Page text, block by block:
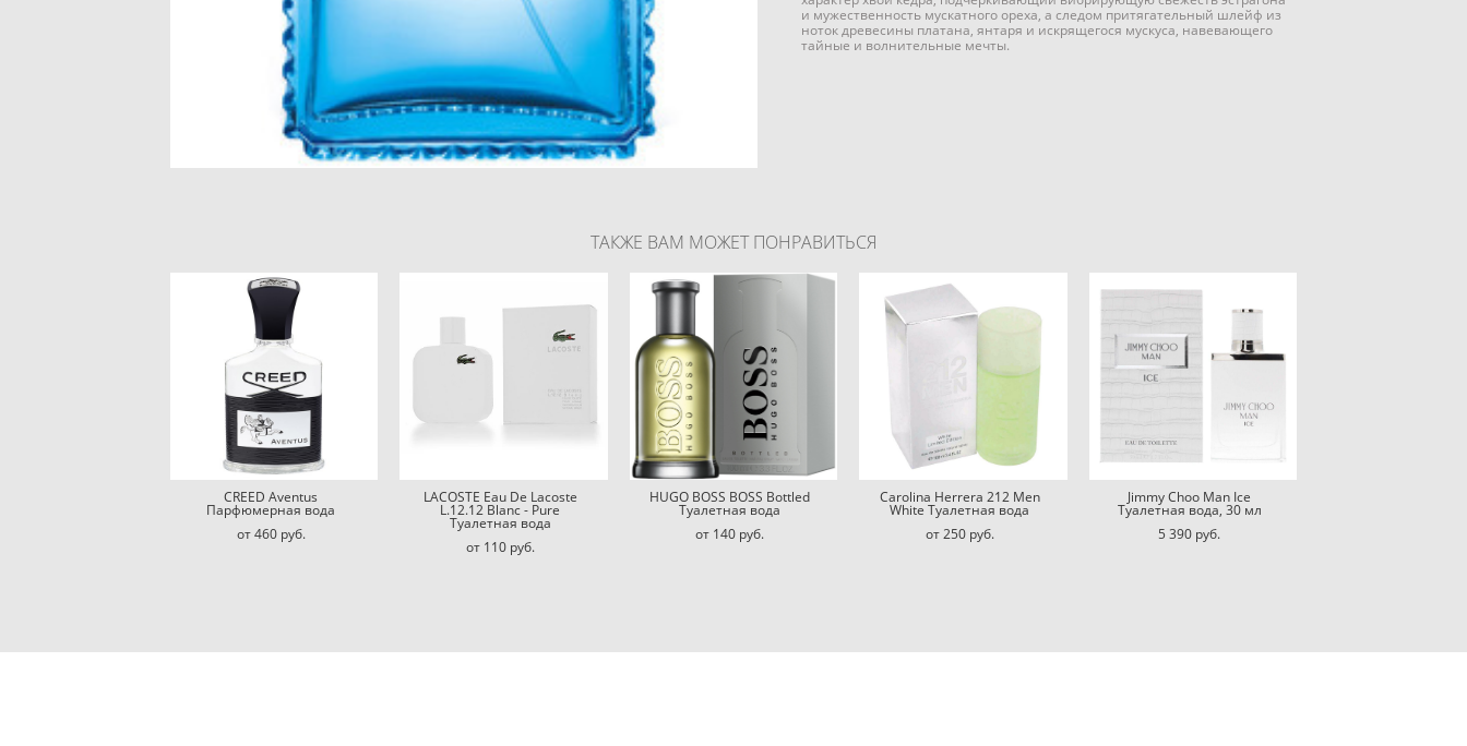
и мужественность мускатного ореха, а следом притягательный шлейф из
ноток древесины платана, янтаря и искрящегося мускуса, навевающего
тайные и волнительные мечты.
ТАКЖЕ ВАМ МОЖЕТ ПОНРАВИТЬСЯ
CREED Aventus
Парфюмерная вода
от 460 pуб.
LACOSTE Eau De Lacoste
L.12.12 Blanc - Pure
Туалетная вода
от 110 pуб.
HUGO BOSS BOSS Bottled
Туалетная вода
от 140 pуб.
Carolina Herrera 212 Men
White Туалетная вода
от 250 pуб.
Jimmy Choo Man Ice
Туалетная вода, 30 мл
5 390 pуб.